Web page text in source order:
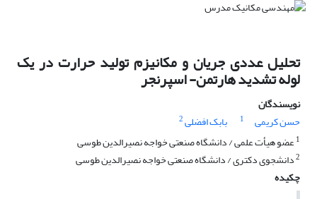
تحلیل عددی جریان و مکانیزم تولید حرارت در یک
لوله تشدید هارتمن- اسپرنجر
نویسندگان
حسن کریمی
1 بابک افضلی2
1عضو هیأت علمی / دانشگاه صنعتی خواجه نصیرالدین طوسی
2دانشجوی دکتری / دانشگاه صنعتی خواجه نصیرالدین طوسی
چکیده